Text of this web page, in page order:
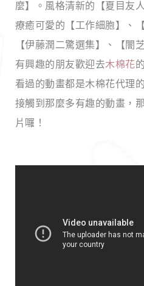
麼】。風格清新的【夏目友
療癒可愛的【工作細胞】、
【伊藤潤二驚選集】、【闇
有興趣的朋友歡迎去木棉花的
看過的動畫都是木棉花代理
接觸到那麼多有趣的動畫，
片囉！